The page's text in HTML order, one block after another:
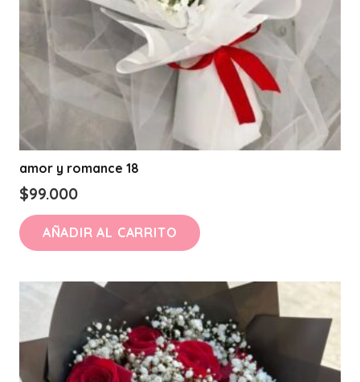
amor y romance 18
$99.000
AÑADIR AL CARRITO